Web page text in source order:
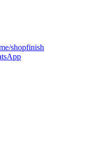
shopfinish